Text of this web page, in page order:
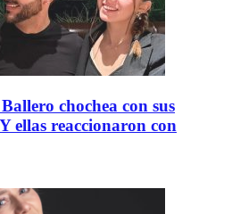
chochea con sus
ellas reaccionaron con